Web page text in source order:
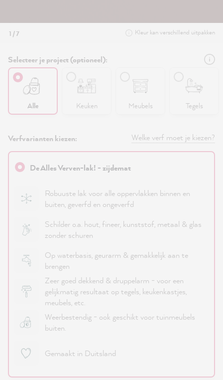
1 / 7 Kleur kan verschillend uitpakken
Selecteer je project (optioneel):
Alle Keuken Meubels Tegels
Verfvarianten kiezen: Welke verf moet je kiezen?
De Alles Verven-lak! - zijdemat
Robuuste lak voor alle oppervlakken binnen en
buiten, geverfd en ongeverfd
Schilder o.a. hout, fineer, kunststof, metaal & glas
zonder schuren
Op waterbasis, geurarm & gemakkelijk aan te
brengen
Zeer goed dekkend & druppelarm - voor een
gelijkmatig resultaat op tegels, keukenkastjes,
meubels, etc.
Weerbestendig - ook geschikt voor tuinmeubels
buiten.
Gemaakt in Duitsland